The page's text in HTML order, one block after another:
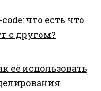
что есть что
с другом?
её использовать